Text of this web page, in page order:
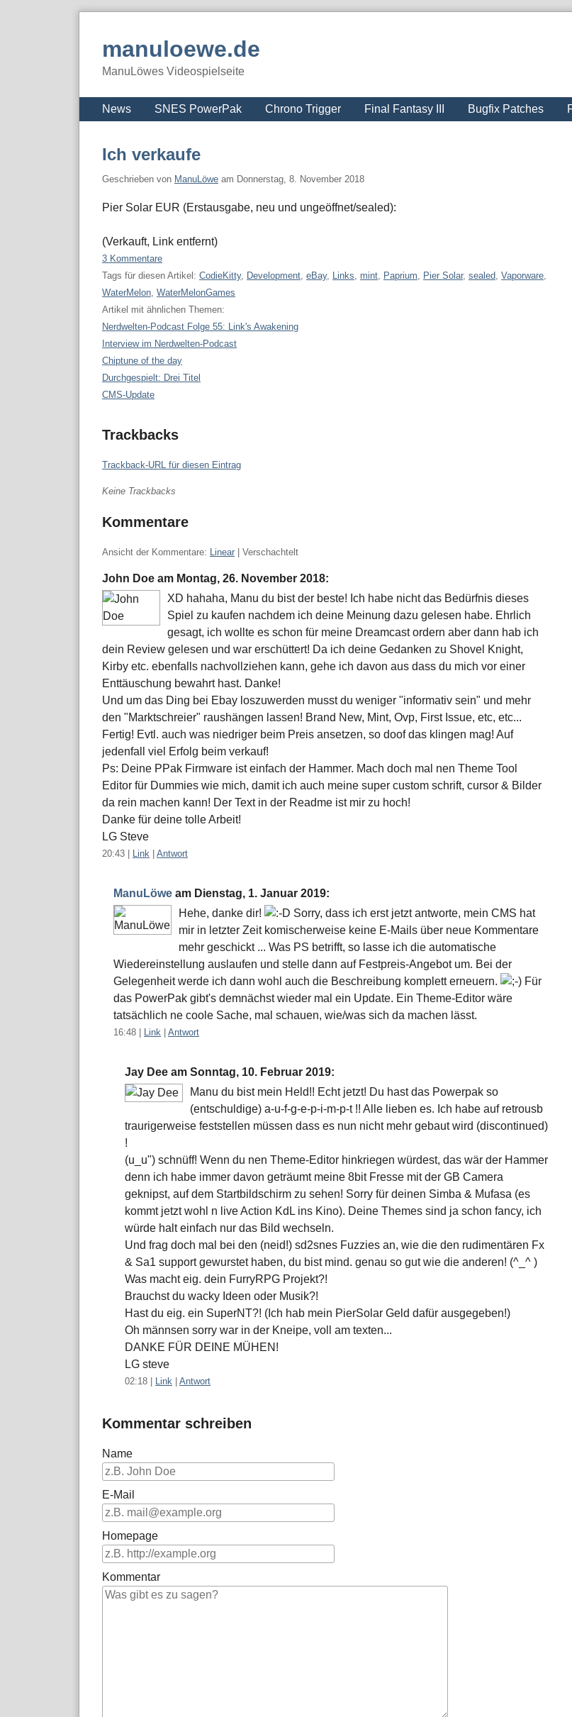
manuloewe.de
ManuLöwes Videospielseite
Navigation
News SNES PowerPak Chrono Trigger Final Fantasy III Bugfix Patches
Ich verkaufe
Geschrieben von ManuLöwe am Donnerstag, 8. November 2018
Pier Solar EUR (Erstausgabe, neu und ungeöffnet/sealed):
(Verkauft, Link entfernt)
3 Kommentare
Tags für diesen Artikel: CodieKitty, Development, eBay, Links, mint, Paprium, Pier Solar, sealed, Vaporware,
WaterMelon, WaterMelonGames
Artikel mit ähnlichen Themen:
Nerdwelten-Podcast Folge 55: Link's Awakening
Interview im Nerdwelten-Podcast
Chiptune of the day
Durchgespielt: Drei Titel
CMS-Update
Trackbacks
Trackback-URL für diesen Eintrag
Keine Trackbacks
Kommentare
Ansicht der Kommentare: Linear | Verschachtelt
John Doe am Montag, 26. November 2018:
XD hahaha, Manu du bist der beste! Ich habe nicht das Bedürfnis dieses
Spiel zu kaufen nachdem ich deine Meinung dazu gelesen habe. Ehrlich
gesagt, ich wollte es schon für meine Dreamcast ordern aber dann hab ich
dein Review gelesen und war erschüttert! Da ich deine Gedanken zu Shovel Knight,
Kirby etc. ebenfalls nachvollziehen kann, gehe ich davon aus dass du mich vor einer
Enttäuschung bewahrt hast. Danke!
Und um das Ding bei Ebay loszuwerden musst du weniger "informativ sein" und mehr
den "Marktschreier" raushängen lassen! Brand New, Mint, Ovp, First Issue, etc, etc...
Fertig! Evtl. auch was niedriger beim Preis ansetzen, so doof das klingen mag! Auf
jedenfall viel Erfolg beim verkauf!
Ps: Deine PPak Firmware ist einfach der Hammer. Mach doch mal nen Theme Tool
Editor für Dummies wie mich, damit ich auch meine super custom schrift, cursor & Bilder
da rein machen kann! Der Text in der Readme ist mir zu hoch!
Danke für deine tolle Arbeit!
LG Steve
20:43 Link Antwort
ManuLöwe am Dienstag, 1. Januar 2019:
Hehe, danke dir!
Sorry, dass ich erst jetzt antworte, mein CMS hat
mir in letzter Zeit komischerweise keine E-Mails über neue Kommentare
mehr geschickt ... Was PS betrifft, so lasse ich die automatische
Wiedereinstellung auslaufen und stelle dann auf Festpreis-Angebot um. Bei der
Gelegenheit werde ich dann wohl auch die Beschreibung komplett erneuern.
Für
das PowerPak gibt's demnächst wieder mal ein Update. Ein Theme-Editor wäre
tatsächlich ne coole Sache, mal schauen, wie/was sich da machen lässt.
16:48 Link Antwort
Jay Dee am Sonntag, 10. Februar 2019:
Manu du bist mein Held!! Echt jetzt! Du hast das Powerpak so
(entschuldige) a-u-f-g-e-p-i-m-p-t !! Alle lieben es. Ich habe auf retrousb
traurigerweise feststellen müssen dass es nun nicht mehr gebaut wird (discontinued)
!
(u_u") schnüff! Wenn du nen Theme-Editor hinkriegen würdest, das wär der Hammer
denn ich habe immer davon geträumt meine 8bit Fresse mit der GB Camera
geknipst, auf dem Startbildschirm zu sehen! Sorry für deinen Simba & Mufasa (es
kommt jetzt wohl n live Action KdL ins Kino). Deine Themes sind ja schon fancy, ich
würde halt einfach nur das Bild wechseln.
Und frag doch mal bei den (neid!) sd2snes Fuzzies an, wie die den rudimentären Fx
& Sa1 support gewurstet haben, du bist mind. genau so gut wie die anderen! (^_^ )
Was macht eig. dein FurryRPG Projekt?!
Brauchst du wacky Ideen oder Musik?!
Hast du eig. ein SuperNT?! (Ich hab mein PierSolar Geld dafür ausgegeben!)
Oh männsen sorry war in der Kneipe, voll am texten...
DANKE FÜR DEINE MÜHEN!
LG steve
02:18 Link Antwort
Kommentar schreiben
Name
E-Mail
Homepage
Kommentar